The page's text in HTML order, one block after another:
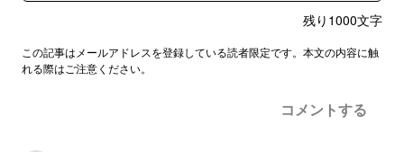
残り 1000文字
この記事はメールアドレスを登録している読者限定です。本文の内容に触
れる際はご注意ください。
コメントする